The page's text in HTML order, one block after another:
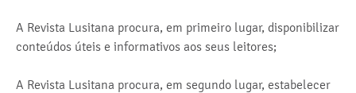
A Revista Lusitana procura, em primeiro lugar, disponibilizar
conteúdos úteis e informativos aos seus leitores;
A Revista Lusitana procura, em segundo lugar, estabelecer